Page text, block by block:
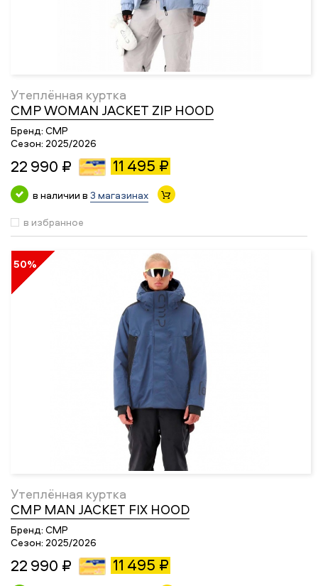
Утеплённая куртка
CMP WOMAN JACKET ZIP HOOD
Бренд: CMP
Сезон: 2025/2026
22 990 ₽ 11 495 ₽
в наличии в 3 магазинах
в избранное
50%
Утеплённая куртка
CMP MAN JACKET FIX HOOD
Бренд: CMP
Сезон: 2025/2026
22 990 ₽ 11 495 ₽